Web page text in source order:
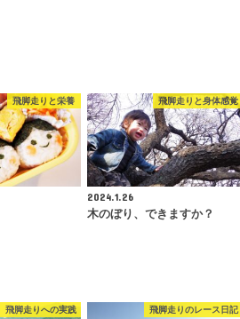
飛脚走りと栄養 飛脚走りと身体感覚
2024.1.26
木のぼり、できますか？
飛脚走りへの実践 飛脚走りのレース日記